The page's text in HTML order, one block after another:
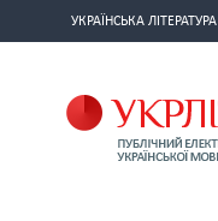
УКРАЇНСЬКА ЛІТЕРАТУРА